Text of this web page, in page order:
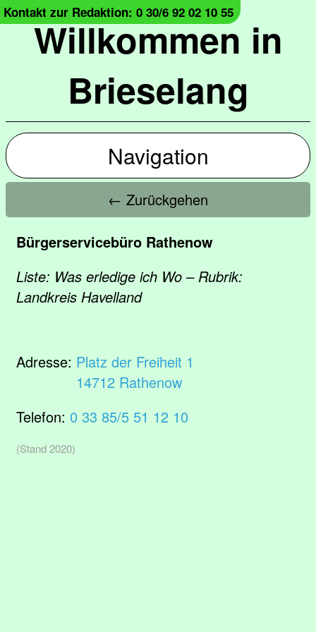
Willkommen in
Brieselang
Kontakt zur Redaktion: 0 30/6 92 02 10 55
Navigation
← Zurückgehen
Bürgerservicebüro Rathenow
Liste: Was erledige ich Wo – Rubrik:
Landkreis Havelland
Adresse: Platz der Freiheit 1
14712 Rathenow
Telefon: 0 33 85/5 51 12 10
(Stand 2020)